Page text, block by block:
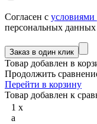
Согласен с условиями
персональных данных
Товар добавлен в
Продолжить
Перейти в корзину
Товар добавлен к
1 x
a